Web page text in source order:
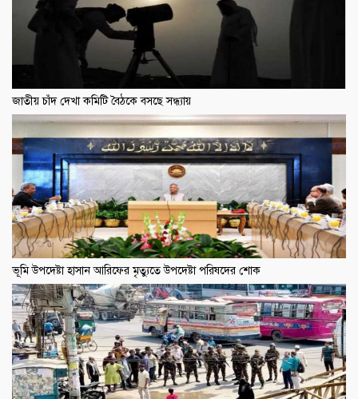
জাতীয় চাঁদ দেখা কমিটি বৈঠকে বসছে সন্ধ্যায়
ভূমি উপদেষ্টা হাসান আরিফের মৃত্যুতে উপদেষ্টা পরিষদের শোক